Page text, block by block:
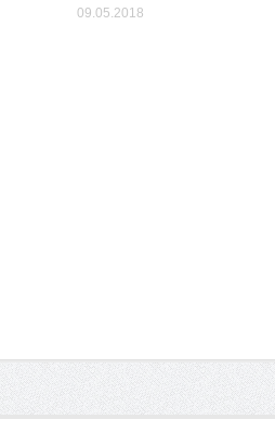
09.05.2018